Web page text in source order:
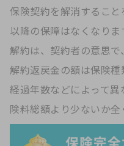
保険契約を解消すること
以降の保障はなくなりま
解約は、契約者の意思で
解約返戻金の額は保険種
経過年数などによって
険料総額より少ないか全